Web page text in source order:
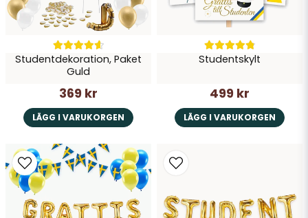
Studentdekoration, Paket
Guld
369 kr
LÄGG I VARUKORGEN
Studentskylt
499 kr
LÄGG I VARUKORGEN